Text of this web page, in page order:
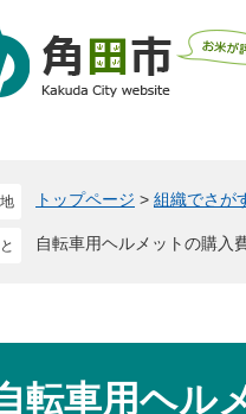
トップページ > 組織でさが
自転車用ヘルメットの購入
転車用ヘル